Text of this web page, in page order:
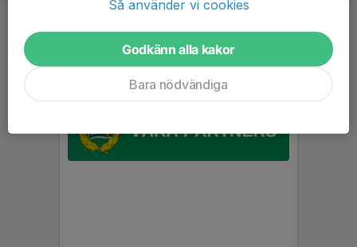
Så använder vi cookies
Godkänn alla kakor
Bara nödvändiga